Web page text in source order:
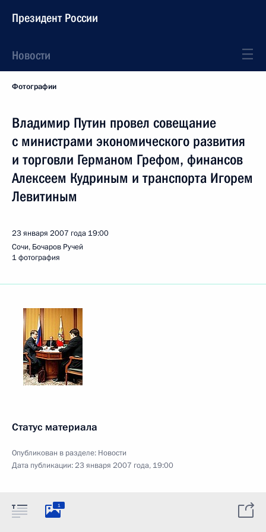
Президент России
Новости
Фотографии
Владимир Путин провел совещание
с министрами экономического развития
и торговли Германом Грефом, финансов
Алексеем Кудриным и транспорта Игорем
Левитиным
23 января 2007 года 19:00
Сочи, Бочаров Ручей
1 фотография
Статус материала
Опубликован в разделе: Новости
Дата публикации:23 января 2007 года, 19:00
1